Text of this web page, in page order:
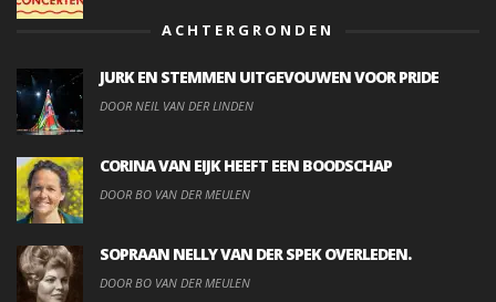
ACHTERGRONDEN
JURK EN STEMMEN UITGEVOUWEN VOOR PRIDE
DOOR NEIL VAN DER LINDEN
CORINA VAN EIJK HEEFT EEN BOODSCHAP
DOOR BO VAN DER MEULEN
SOPRAAN NELLY VAN DER SPEK OVERLEDEN.
DOOR BO VAN DER MEULEN